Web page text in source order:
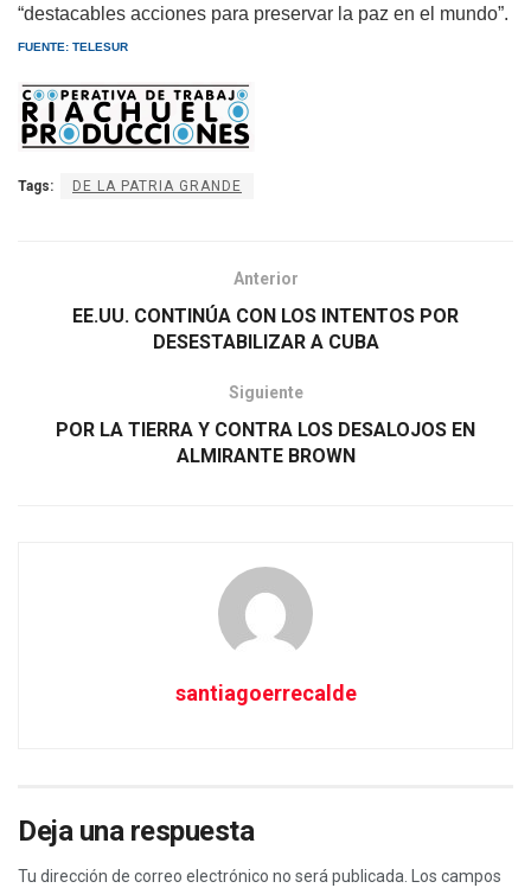
“destacables acciones para preservar la paz en el mundo”.
FUENTE: TELESUR
Tags: DE LA PATRIA GRANDE
Anterior
EE.UU. CONTINÚA CON LOS INTENTOS POR
DESESTABILIZAR A CUBA
Siguiente
POR LA TIERRA Y CONTRA LOS DESALOJOS EN
ALMIRANTE BROWN
santiagoerrecalde
Deja una respuesta
Tu dirección de correo electrónico no será publicada. Los campos